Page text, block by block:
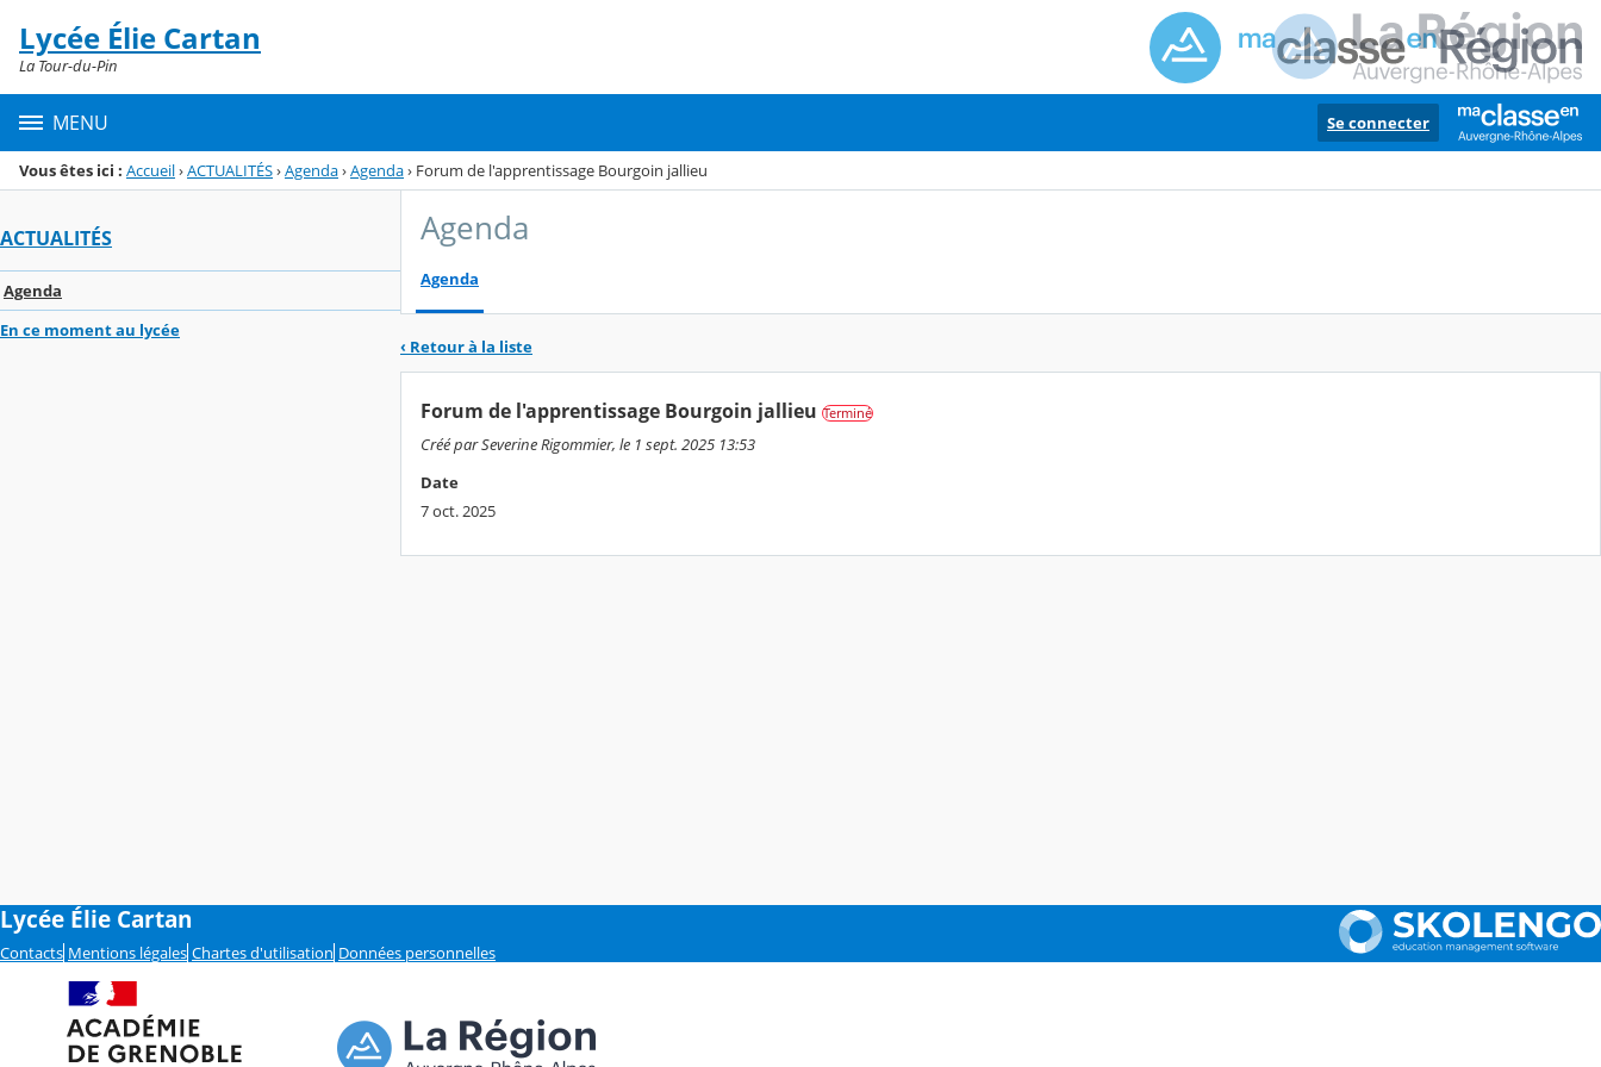
Menu de la rubrique
Contenu
Lycée Élie Cartan
La Tour-du-Pin
MENU Se connecter
Vous êtes ici : Accueil›ACTUALITÉS›Agenda›Agenda› Forum de l'apprentissage Bourgoin jallieu
ACTUALITÉS
Agenda
En ce moment au lycée
Agenda
Agenda
‹ Retour à la liste
Forum de l'apprentissage Bourgoin jallieu Terminé
Créé par Severine Rigommier, le 1 sept. 2025 13:53
Date
7 oct. 2025
Lycée Élie Cartan
Contacts Mentions légales Chartes d'utilisation Données personnelles